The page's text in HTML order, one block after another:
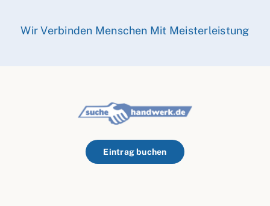
Wir Verbinden Menschen Mit Meisterleistung
Eintrag buchen